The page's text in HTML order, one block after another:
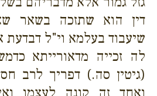
דין הוא שתזכה בשאר
שיעבוד בעלמא וי"ל
לה זכייה מדאורייתא
(גיטין סה.) דפריך לרב